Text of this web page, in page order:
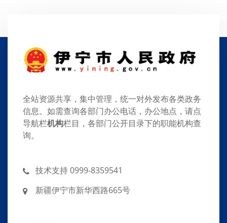
全站资源共享，集中管理，统一对外发布各类政务
信息。如需查询各部门办公电话，办公地点，请点
导航栏机构栏目，各部门公开目录下的职能机构查
询。
技术支持 0999-8359541
新疆伊宁市新华西路665号